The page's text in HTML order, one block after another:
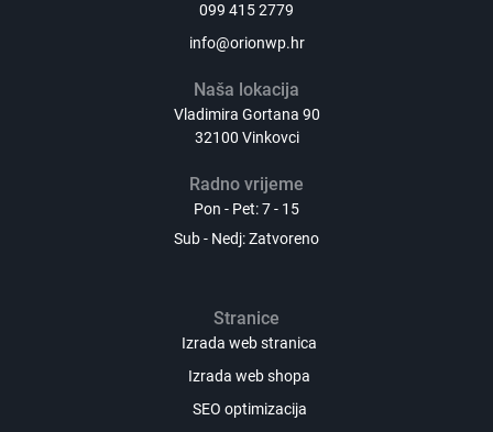
099 415 2779
info@orionwp.hr
Naša lokacija
Vladimira Gortana 90
32100 Vinkovci
Radno vrijeme
Pon - Pet: 7 - 15
Sub - Nedj: Zatvoreno
Stranice
Izrada web stranica
Izrada web shopa
SEO optimizacija